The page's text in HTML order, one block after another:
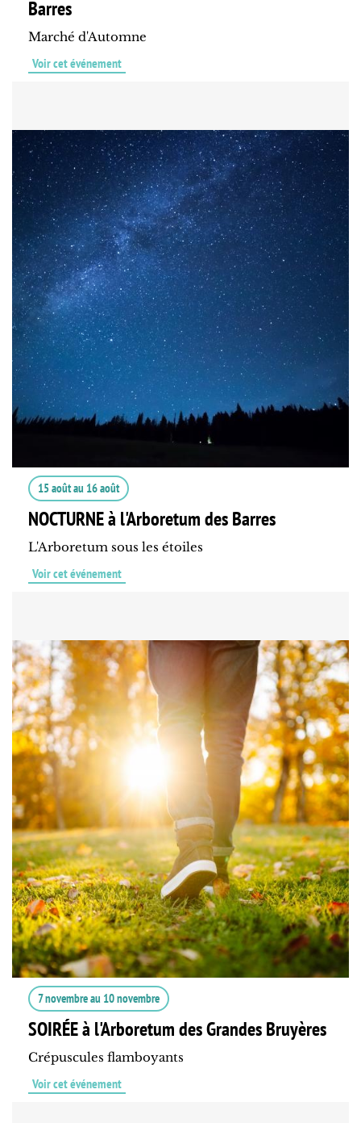
Barres
Marché d'Automne
Voir cet événement
15 aoûtau 16 août
NOCTURNE à l'Arboretum des Barres
L'Arboretum sous les étoiles
Voir cet événement
7 novembreau 10 novembre
SOIRÉE à l'Arboretum des Grandes Bruyères
Crépuscules flamboyants
Voir cet événement